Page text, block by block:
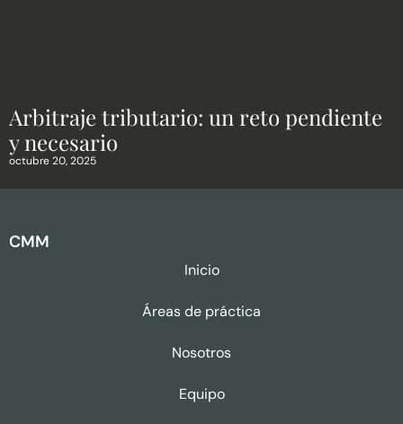
Arbitraje tributario: un reto pendiente
y necesario
octubre 20, 2025
CMM
Inicio
Áreas de práctica
Nosotros
Equipo